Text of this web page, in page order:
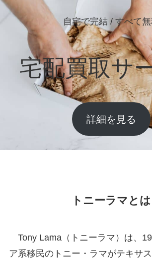
自宅で完結 / すべて
宅配買取サ
詳細を見る
トニーラマとは
Tony Lama（トニーラマ）は、
ア系移民のトニー・ラマがテキサ